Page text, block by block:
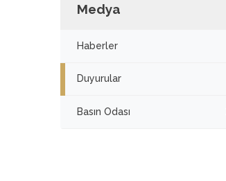
Medya
Haberler
Duyurular
Basın Odası